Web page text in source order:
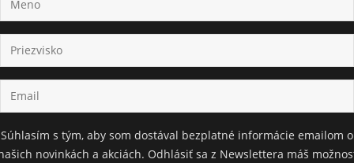
Súhlasím s tým, aby som dostával bezplatné informácie emailom o
novinkách a akciách. Odhlásiť sa z Newslettera máš